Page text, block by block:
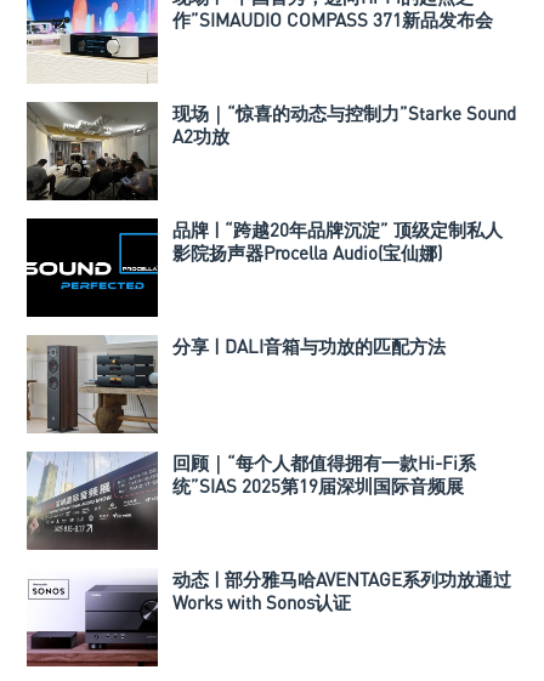
作”SIMAUDIO COMPASS 371新品发布会
现场｜“惊喜的动态与控制力”Starke Sound
A2功放
品牌 | “跨越20年品牌沉淀” 顶级定制私人
影院扬声器Procella Audio(宝仙娜)
分享 | DALI音箱与功放的匹配方法
回顾｜“每个人都值得拥有一款Hi-Fi系
统”SIAS 2025第19届深圳国际音频展
动态 | 部分雅马哈AVENTAGE系列功放通过
Works with Sonos认证